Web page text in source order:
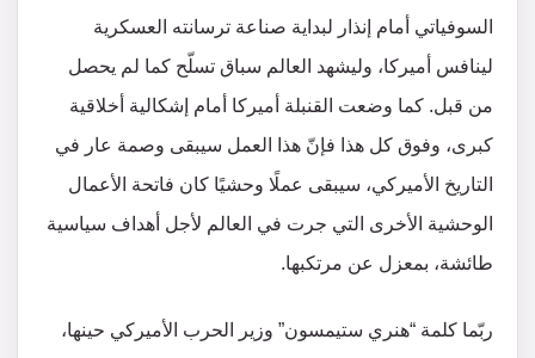
السوفياتي أمام إنذار لبداية صناعة ترسانته العسكرية
لينافس أميركا، وليشهد العالم سباق تسلّح كما لم يحصل
من قبل. كما وضعت القنبلة أميركا أمام إشكالية أخلاقية
كبرى، وفوق كل هذا فإنّ هذا العمل سيبقى وصمة عار في
التاريخ الأميركي، سيبقى عملًا وحشيًا كان فاتحة الأعمال
الوحشية الأخرى التي جرت في العالم لأجل أهداف سياسية
طائشة، بمعزل عن مرتكبها.
ربّما كلمة “هنري ستيمسون” وزير الحرب الأميركي حينها،